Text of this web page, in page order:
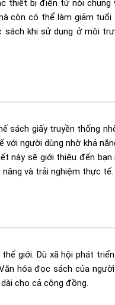
thiết bị điện tử nói
còn có thể làm giảm
sách khi sử dụng ở môi
sách giấy truyền thống
người dùng nhờ khả
này sẽ giới thiệu đến
và trải nghiệm thực tế.
giới. Dù xã hội phát
hóa đọc sách của
cho cả cộng đồng.